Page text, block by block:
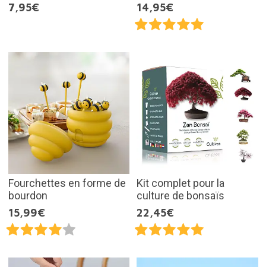
7,95€
14,95€
Fourchettes en forme de
bourdon
15,99€
Kit complet pour la
culture de bonsaïs
22,45€